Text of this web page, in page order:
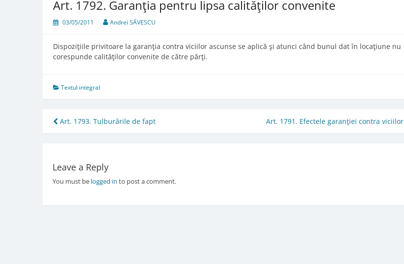
Art. 1792. Garanţia pentru lipsa calităţilor convenite
03/05/2011 Andrei SĂVESCU
Dispoziţiile privitoare la garanţia contra viciilor ascunse se aplică şi atunci când bunul dat în locaţiune nu
corespunde calităţilor convenite de către părţi.
Textul integral
Post
navigation
Art. 1793. Tulburările de fapt Art. 1791. Efectele garanţiei contra viciilor
Leave a Reply
You must be logged in to post a comment.